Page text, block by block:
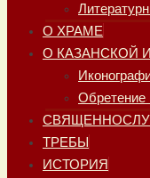
О ХРАМЕ
О КАЗАНСКОЙ
Обретение
ТРЕБЫ
ИСТОРИЯ